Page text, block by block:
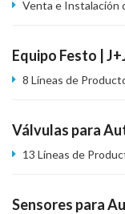
Venta e Instalación
Equipo Festo |
8 Líneas de
Válvulas para
13 Líneas de
Sensores para